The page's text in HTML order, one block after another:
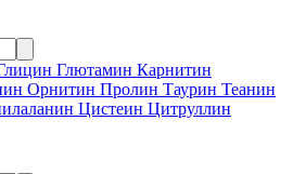
Глютамин Карнитин
Орнитин Пролин Таурин Теанин
Цистеин Цитруллин